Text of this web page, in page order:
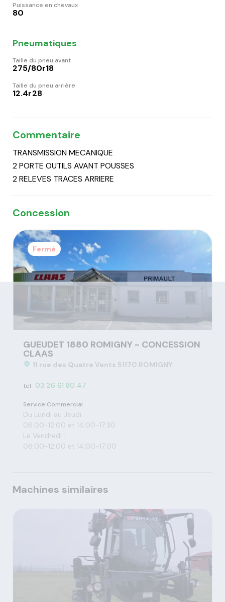
Puissance en chevaux
80
Pneumatiques
Taille du pneu avant
275/80r18
Taille du pneu arrière
12.4r28
Commentaire
TRANSMISSION MECANIQUE
2 PORTE OUTILS AVANT POUSSES
2 RELEVES TRACES ARRIERE
Concession
Fermé
GUEUDET 1880 ROMIGNY - CONCESSION
CLAAS
11 rue des Quatre Vents 51170 ROMIGNY
tel 03 26 61 80 47
Service Commercial
Du Lundi au Jeudi :
08:00-12:00 et 14:00-17:30
Le Vendredi :
08:00-12:00 et 14:00-17:00
Machines similaires